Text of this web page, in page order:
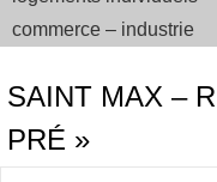
commerce – industrie
SAINT MAX –
PRÉ »